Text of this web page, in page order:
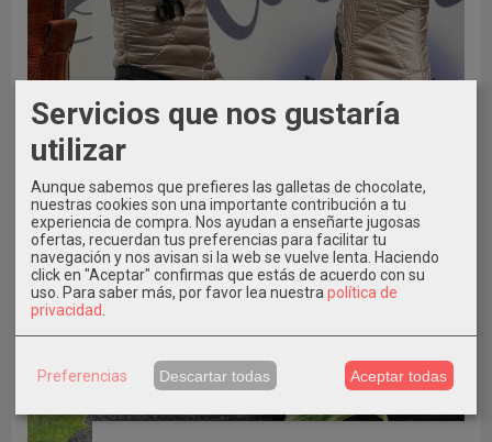
Servicios que nos gustaría
utilizar
Aunque sabemos que prefieres las galletas de chocolate,
nuestras cookies son una importante contribución a tu
experiencia de compra. Nos ayudan a enseñarte jugosas
ofertas, recuerdan tus preferencias para facilitar tu
navegación y nos avisan si la web se vuelve lenta. Haciendo
click en "Aceptar" confirmas que estás de acuerdo con su
uso. Para saber más, por favor lea nuestra política de
privacidad
Preferencias Descartar todas Aceptar todas